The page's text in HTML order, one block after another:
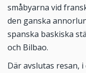
småbyarna vid
den ganska
spanska baskiska
och Bilbao.
Där avslutas resan,